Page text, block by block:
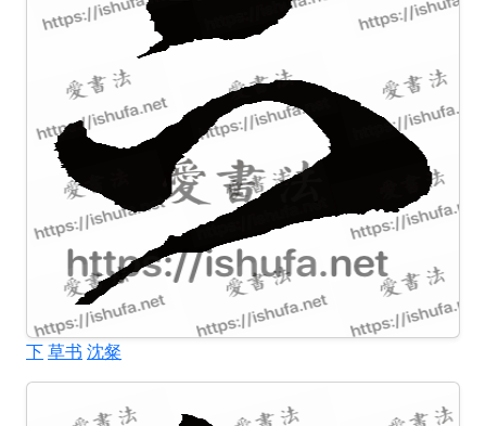
下草书 沈粲